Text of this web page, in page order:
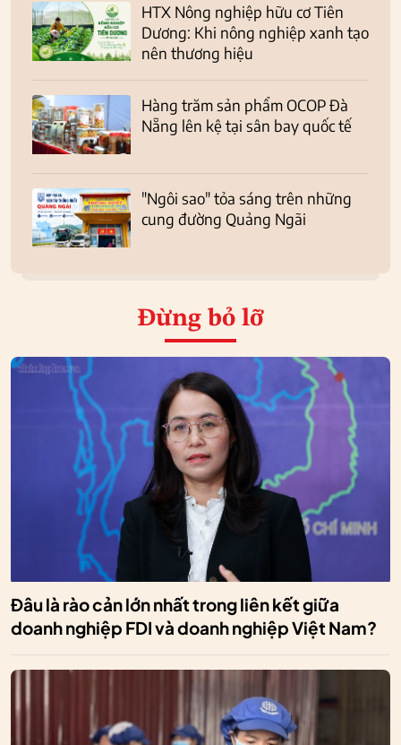
HTX Nông nghiệp hữu cơ Tiên
Dương: Khi nông nghiệp xanh tạo
nên thương hiệu
Hàng trăm sản phẩm OCOP Đà
Nẵng lên kệ tại sân bay quốc tế
"Ngôi sao" tỏa sáng trên những
cung đường Quảng Ngãi
Đừng bỏ lỡ
Đâu là rào cản lớn nhất trong liên kết giữa
doanh nghiệp FDI và doanh nghiệp Việt Nam?